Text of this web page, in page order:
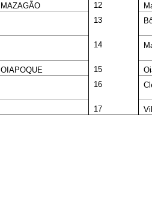
MAZAGÃO 12
13
14
OIAPOQUE 15
16
17